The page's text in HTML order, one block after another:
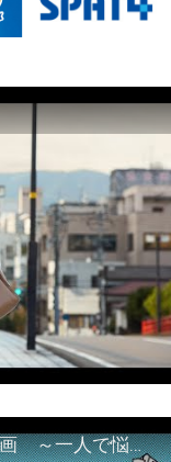
「ギャンブル等依存症対策啓発動画 ～一人で悩まず、家族で悩まず、まず！相談機関へ～」